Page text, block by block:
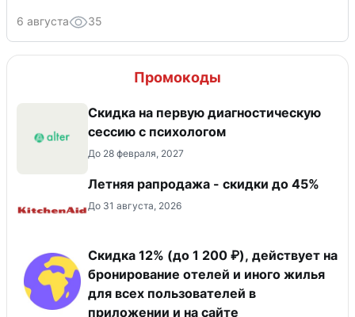
6 августа 35
Промокоды
Скидка на первую диагностическую
сессию с психологом
До 28 февраля, 2027
Летняя рапродажа - скидки до 45%
До 31 августа, 2026
Скидка 12% (до 1 200 ₽), действует на
бронирование отелей и иного жилья
для всех пользователей в
приложении и на сайте